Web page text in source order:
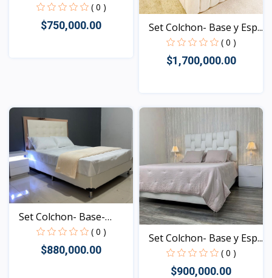
( 0 )
$750,000.00 Set Colchon- Base y Esp...
( 0 )
$1,700,000.00
Vista
Set Colchon- Base-
Espa...
( 0 )
$880,000.00
Set Colchon- Base y Esp...
( 0 )
$900,000.00